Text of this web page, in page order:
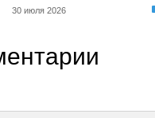
30 июля 2026